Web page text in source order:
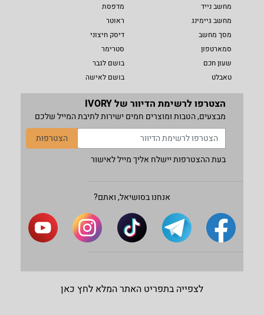
מחשב נייד
מחשב גיימינג
מסך מחשב
סמארטפון
שעון חכם
טאבלט
מדפסת
ראוטר
דיסק חיצוני
סטרימר
בושם לגבר
בושם לאישה
הצטרפו לרשימת הדיוור של IVORY
מבצעים, הטבות ומוצרים חמים ישירות לתיבת המייל שלכם
הצטרפות
בעת ההצטרפות יישלח אליך מייל לאישור
אנחנו בסושיאל, ואתם?
לצפייה בתפריט האתר המלא לחץ כאן